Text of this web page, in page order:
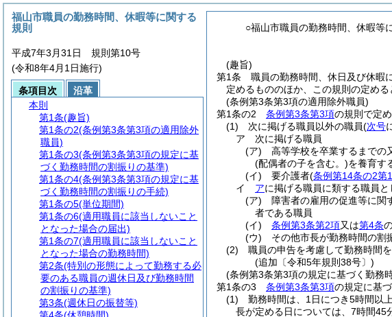
○福山市職員の勤務時間、休暇等
(趣旨)
第1条
職員の勤務時間、休日及び休暇
定めるもののほか、この規則の定める
(条例第3条第3項の適用除外職員)
第1条の2
条例第3条第3項の規則で定
(1)
次に掲げる職員以外の職員(次号
ア
次に掲げる職員
(ア)
高等学校を卒業するまでの
(配偶者の子を含む。)を養育す
(イ)
要介護者(条例第14条の2第
イ
アに掲げる職員に類する職員
(ア)
障害者の雇用の促進等に関
者である職員
(イ)
条例第3条第2項又は第4条
(ウ)
その他市長が勤務時間の割
(2)
職員の申告を考慮して勤務時間
(追加〔令和5年規則38号〕)
(条例第3条第3項の規定に基づく勤務
第1条の3
条例第3条第3項の規定に基
(1)
勤務時間は、1日につき5時間以
長が定める日については、7時間45
福山市職員の勤務時間、休暇等に関する
規則
平成7年3月31日 規則第10号
(令和8年4月1日施行)
条項目次
沿革
本則
第1条(趣旨)
第1条の2(条例第3条第3項の適用除外
職員)
第1条の3(条例第3条第3項の規定に基
づく勤務時間の割振りの基準)
第1条の4(条例第3条第3項の規定に基
づく勤務時間の割振りの手続)
第1条の5(単位期間)
第1条の6(適用職員に該当しないこと
となった場合の届出)
第1条の7(適用職員に該当しないこと
となった場合の勤務時間)
第2条(特別の形態によって勤務する必
要のある職員の週休日及び勤務時間
の割振りの基準)
第3条(週休日の振替等)